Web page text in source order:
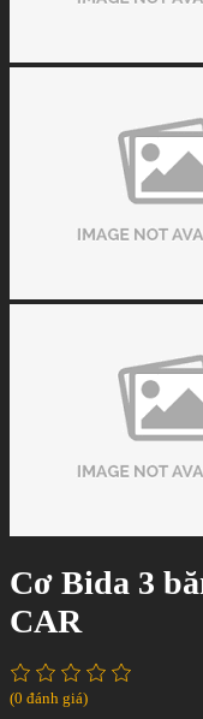
Cơ Bida 3
CAR
(0 đánh giá)